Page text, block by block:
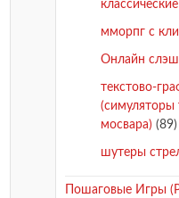
мморпг с
Онлайн
текстово-
(симуляторы
мосвара) (89)
шутеры
Пошаговые Игры